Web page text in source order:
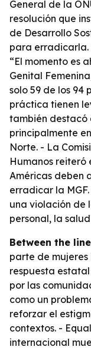
General de la
resolución que
de Desarrollo
para erradicarla.
“El momento es
Genital
solo 59 de los 94
práctica tienen
también destacó
principalmente
Norte. - La
Humanos reiteró
Américas deben
erradicar la
una violación de
personal, la
Between the
parte de
respuesta
por las
como un
reforzar el
contextos. -
internacional